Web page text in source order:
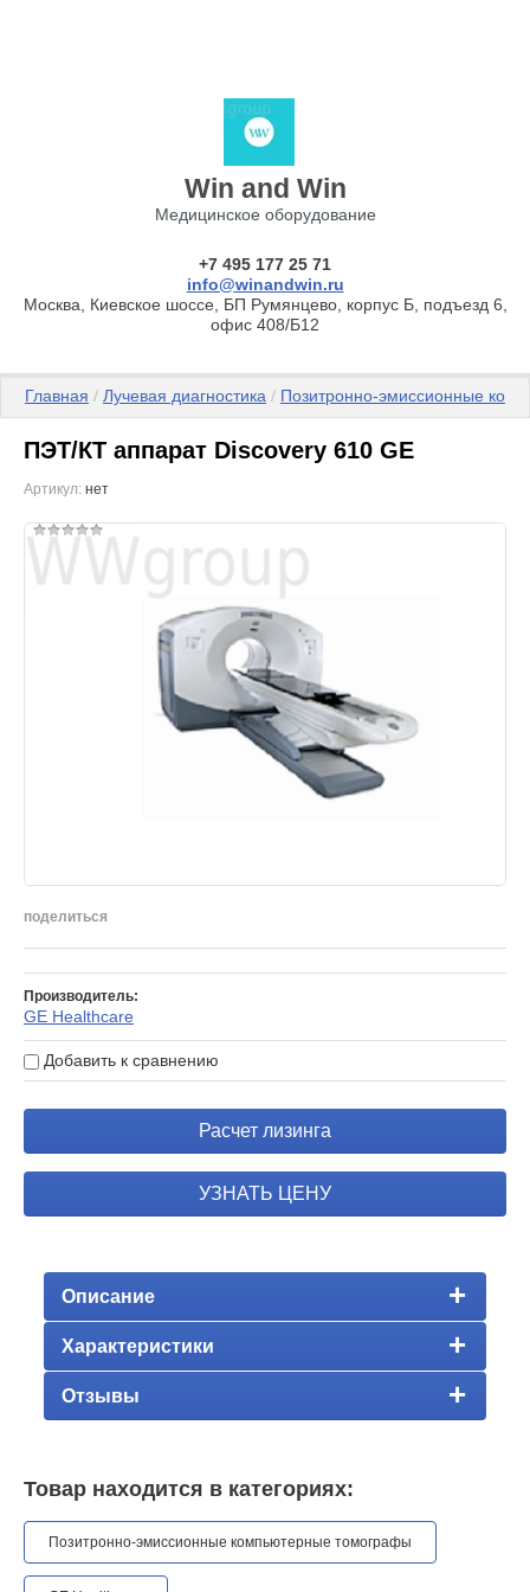
Win and Win
Медицинское оборудование
+7 495 177 25 71
info@winandwin.ru
Москва, Киевское шоссе, БП Румянцево, корпус Б, подъезд 6,
офис 408/Б12
Главная / Лучевая диагностика / Позитронно-эмиссионные
ПЭТ/КТ аппарат Discovery 610 GE
Артикул: нет
поделиться
Производитель:
GE Healthcare
Добавить к сравнению
Расчет лизинга
УЗНАТЬ ЦЕНУ
Описание
Характеристики
Отзывы
Товар находится в категориях:
Позитронно-эмиссионные компьютерные томографы